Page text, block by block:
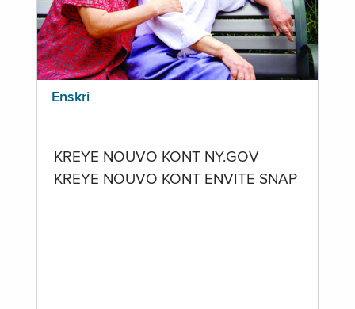
Enskri
KREYE NOUVO KONT NY.GOV
KREYE NOUVO KONT ENVITE SNAP